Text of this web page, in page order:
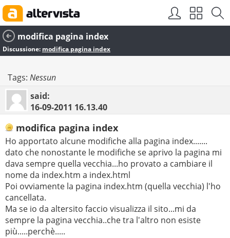
modifica pagina index
Discussione: modifica pagina index
Tags: Nessun
said:
16-09-2011 16.13.40
modifica pagina index
Ho apportato alcune modifiche alla pagina index.......
dato che nonostante le modifiche se aprivo la pagina mi
dava sempre quella vecchia...ho provato a cambiare il
nome da index.htm a index.html
Poi ovviamente la pagina index.htm (quella vecchia) l'ho
cancellata.
Ma se io da altersito faccio visualizza il sito...mi da
sempre la pagina vecchia..che tra l'altro non esiste
più.....perchè.....